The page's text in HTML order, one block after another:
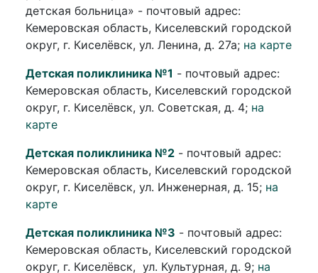
детская больница» - почтовый адрес:
Кемеровская область, Киселевский городской
округ, г. Киселёвск, ул. Ленина, д. 27а; на карте
Детская поликлиника №1 - почтовый адрес:
Кемеровская область, Киселевский городской
округ, г. Киселёвск, ул. Советская, д. 4; на
карте
Детская поликлиника №2 - почтовый адрес:
Кемеровская область, Киселевский городской
округ, г. Киселёвск, ул. Инженерная, д. 15; на
карте
Детская поликлиника №3 - почтовый адрес:
Кемеровская область, Киселевский городской
округ, г. Киселёвск, ул. Культурная, д. 9; на